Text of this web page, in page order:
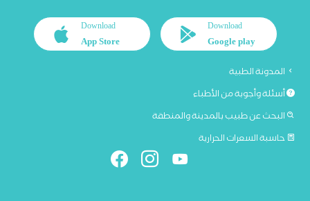
Download
Google play
Download
App Store
المدونة الطبية
أسئلة وأجوبة من الأطباء
البحث عن طبيب بالمدينة والمنطقة
حاسبة السعرات الحرارية